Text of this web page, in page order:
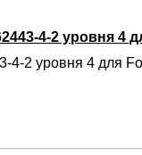
4-2 уровня 4
4-2 уровня 4 для